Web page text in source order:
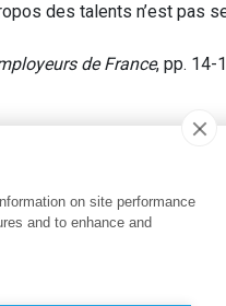
des talents n’est pas
de France, pp. 14-
on site performance
and to enhance and